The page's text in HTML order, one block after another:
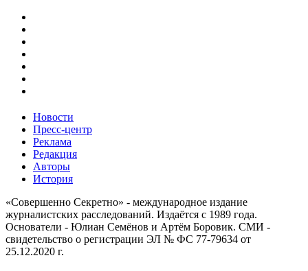
Новости
Пресс-центр
Реклама
Редакция
Авторы
История
«Совершенно Секретно» - международное издание
журналистских расследований. Издаётся с 1989 года.
Основатели - Юлиан Семёнов и Артём Боровик. CМИ -
свидетельство о регистрации ЭЛ № ФС 77-79634 от
25.12.2020 г.